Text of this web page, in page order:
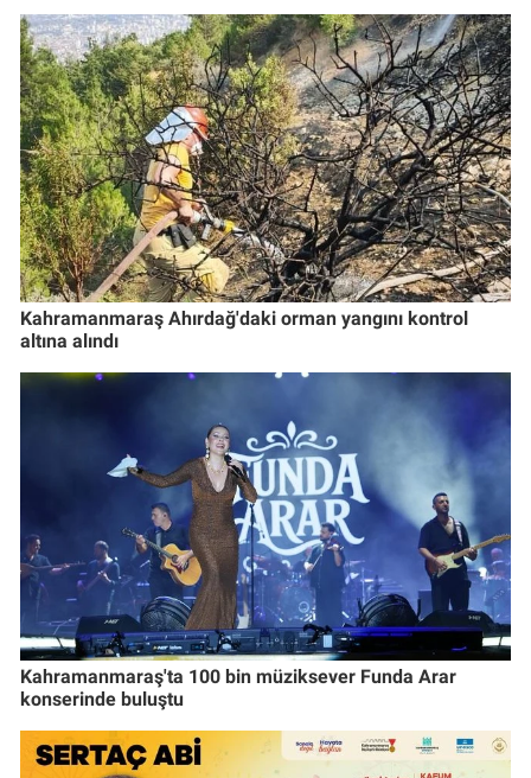
Kahramanmaraş Ahırdağ'daki orman yangını kontrol
altına alındı
Kahramanmaraş'ta 100 bin müziksever Funda Arar
konserinde buluştu